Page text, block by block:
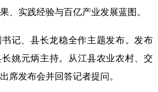
内蒙古 黑龙江
、实践经验与百亿产业发展蓝图。
、县长龙稳全作主题发布。发布
姚元炳主持。从江县农业农村、交
席发布会并回答记者提问。